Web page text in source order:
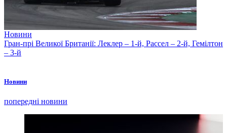
Новини
Гран-прі Великої Британії: Леклер – 1-й, Рассел – 2-й, Гемілтон
– 3-й
Новини
попередні новини